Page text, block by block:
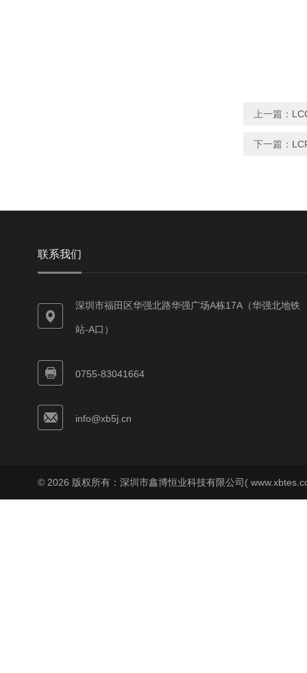
上一篇：
下一篇：
联系我们
深圳市福田区华强北路华强广场A栋17A（华强北地铁
站-A口）
0755-83041664
info@xb5j.cn
© 2026 版权所有：深圳市鑫博恒业科技有限公司(